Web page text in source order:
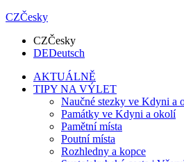
CZČesky
CZČesky
DEDeutsch
AKTUÁLNĚ
TIPY NA VÝLET
Naučné stezky ve Kdyni a
Památky ve Kdyni a okolí
Pamětní místa
Poutní místa
Rozhledny a kopce